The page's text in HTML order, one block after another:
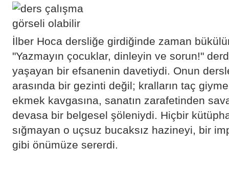
İlber Hoca dersliğe girdiğinde zaman
"Yazmayın çocuklar, dinleyin ve sorun!"
yaşayan bir efsanenin davetiydi. Onun
arasında bir gezinti değil; kralların taç
ekmek kavgasına, sanatın zarafetinden
devasa bir belgesel şöleniydi. Hiçbir
sığmayan o uçsuz bucaksız hazineyi, bir
gibi önümüze sererdi.